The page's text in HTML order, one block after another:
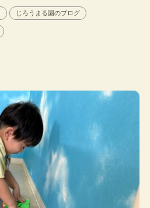
じろうまる園のブログ